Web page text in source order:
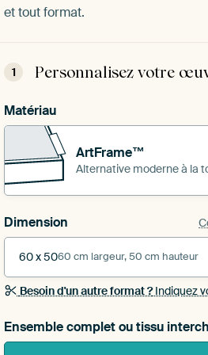
et tout format.
1 Personnalisez votre
Matériau
ArtFrame™
Alternative moderne à la
Dimension
60 x 5060 cm largeur, 50 cm hauteur
Besoin d'un autre format ?Indiquez
Ensemble complet ou tissu